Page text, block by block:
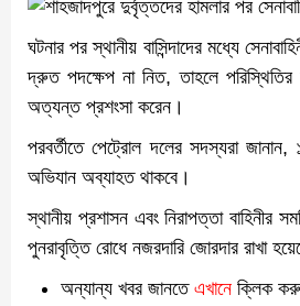
ঘটনার পর স্থানীয় বাসিন্দাদের মধ্যে
দ্রুত পদক্ষেপ না নিত, তাহলে পরিস্থিতির
অত্যন্ত প্রশংসা করেন।
পরবর্তীতে পেট্রোল দলের সদস্যরা
অভিযান অব্যাহত থাকবে।
স্থানীয় প্রশাসন এবং নিরাপত্তা বাহিনীর
পুনরাবৃত্তি রোধে নজরদারি জোরদার রাখা
অন্যান্য খবর জানতে এখানে ক্লিক